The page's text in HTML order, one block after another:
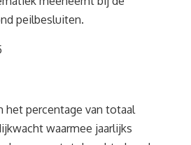
peilbesluiten.
het percentage van totaal
waarmee jaarlijks